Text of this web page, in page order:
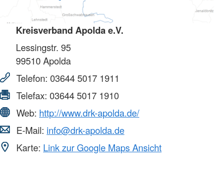
Kreisverband Apolda e.V.
Lessingstr. 95
99510Apolda
Telefon: 03644 5017 1911
Telefax: 03644 5017 1910
Web: http://www.drk-apolda.de/
E-Mail: info@drk-apolda.de
Karte: Link zur Google Maps Ansicht